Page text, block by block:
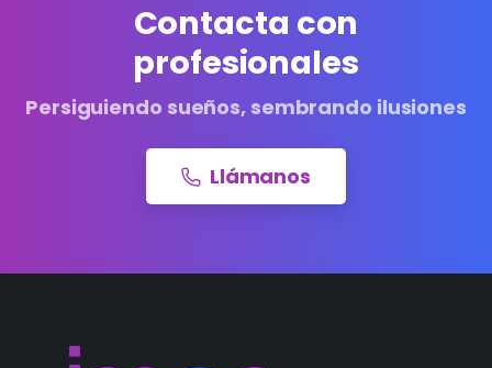
Contacta con
profesionales
Persiguiendo sueños, sembrando ilusiones
Llámanos